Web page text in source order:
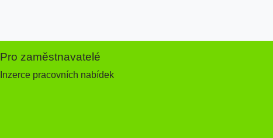
Pro zaměstnavatelé
Inzerce pracovních nabídek